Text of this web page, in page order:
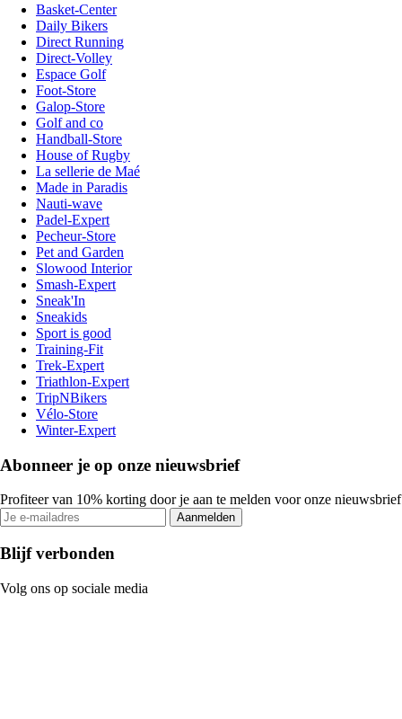
Basket-Center
Daily Bikers
Direct Running
Direct-Volley
Espace Golf
Foot-Store
Galop-Store
Golf and co
Handball-Store
House of Rugby
La sellerie de Maé
Made in Paradis
Nauti-wave
Padel-Expert
Pecheur-Store
Pet and Garden
Slowood Interior
Smash-Expert
Sneak'In
Sneakids
Sport is good
Training-Fit
Trek-Expert
Triathlon-Expert
TripNBikers
Vélo-Store
Winter-Expert
Abonneer je op onze nieuwsbrief
Profiteer van 10% korting door je aan te melden voor onze nieuwsbrief
Aanmelden
Blijf verbonden
Volg ons op sociale media